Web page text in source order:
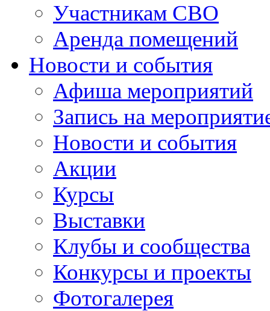
Участникам СВО
Аренда помещений
Новости и события
Афиша мероприятий
Запись на
Новости и события
Акции
Курсы
Выставки
Клубы и сообщества
Конкурсы и проекты
Фотогалерея